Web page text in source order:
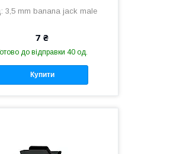
3,5 mm banana jack male
7 ₴
до відправки 40 од.
Купити